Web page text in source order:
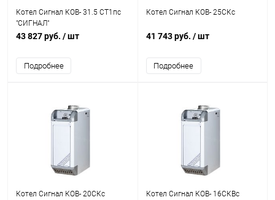
Котел Сигнал КОВ- 31.5 СТ1пс
"СИГНАЛ"
43 827 руб. / шт
Подробнее
Котел Сигнал КОВ- 25СКс
41 743 руб. / шт
Подробнее
Котел Сигнал КОВ- 20СКс Котел Сигнал КОВ- 16СКВс